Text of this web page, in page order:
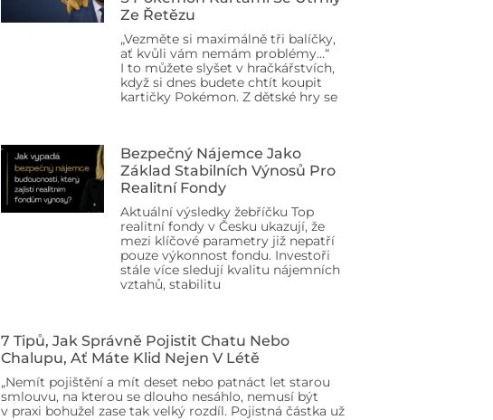
Ze Řetězu
„Vezměte si maximálně tři balíčky,
ať kvůli vám nemám problémy…“
I to můžete slyšet v hračkářstvích,
když si dnes budete chtít koupit
kartičky Pokémon. Z dětské hry se
Bezpečný Nájemce Jako
Základ Stabilních Výnosů Pro
Realitní Fondy
Aktuální výsledky žebříčku Top
realitní fondy v Česku ukazují, že
mezi klíčové parametry již nepatří
pouze výkonnost fondu. Investoři
stále více sledují kvalitu nájemních
vztahů, stabilitu
7 Tipů, Jak Správně Pojistit Chatu Nebo
Chalupu, Ať Máte Klid Nejen V Létě
„Nemít pojištění a mít deset nebo patnáct let starou
smlouvu, na kterou se dlouho nesáhlo, nemusí být
v praxi bohužel zase tak velký rozdíl. Pojistná částka už